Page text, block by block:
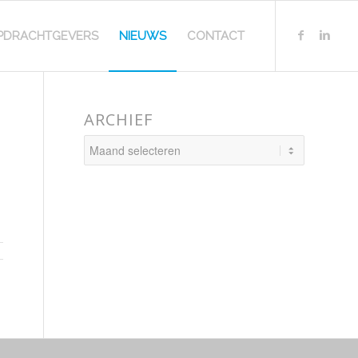
NIEUWS CONTACT
ARCHIEF